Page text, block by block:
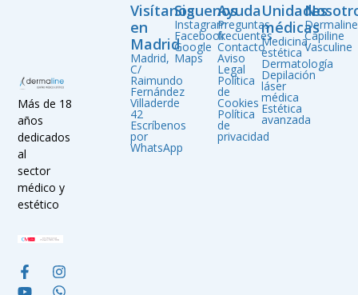
Más de 18
años
dedicados
al
sector
médico y
estético
Dermaline
Capiline
Vasculine
Unidades
médicas
Medicina
estética
Dermatología
Depilación
láser
médica
Estética
avanzada
Ayuda
Preguntas
frecuentes
Contacto
Aviso
Legal
Política
de
Cookies
Política
de
privacidad
Siguenos
Instagram
Facebook
Google
Maps
Visítanos
en
Madrid
Madrid,
C/
Raimundo
Fernández
Villaderde
42
Escríbenos
por
WhatsApp